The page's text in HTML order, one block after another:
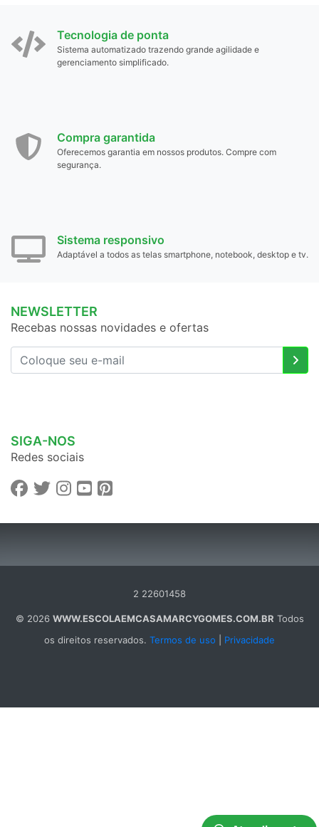
Tecnologia de ponta
Sistema automatizado trazendo grande agilidade e
gerenciamento simplificado.
Compra garantida
Oferecemos garantia em nossos produtos. Compre com
segurança.
Sistema responsivo
Adaptável a todos as telas smartphone, notebook, desktop e tv.
NEWSLETTER
Recebas nossas novidades e ofertas
SIGA-NOS
Redes sociais
2 22601458
© 2026 WWW.ESCOLAEMCASAMARCYGOMES.COM.BR Todos
os direitos reservados. Termos de uso Privacidade